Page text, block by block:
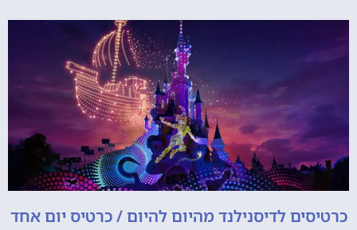
כרטיסים לדיסנילנד מהיום להיום / כרטיס יום אחד